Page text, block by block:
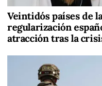
Veintidós países de
regularización
atracción tras la